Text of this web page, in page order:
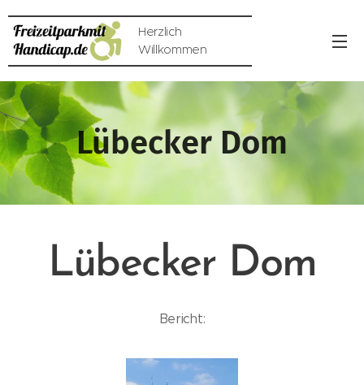
Herzlich
Willkommen
Lübecker Dom
Lübecker Dom
Bericht: